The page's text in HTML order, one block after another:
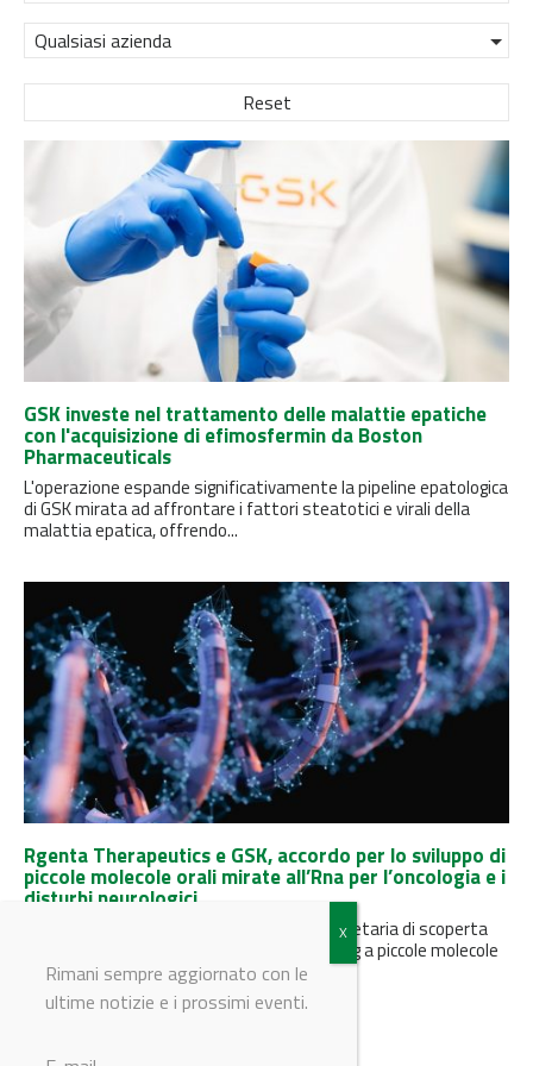
Qualsiasi azienda
Reset
GSK investe nel trattamento delle malattie epatiche
con l'acquisizione di efimosfermin da Boston
Pharmaceuticals
L'operazione espande significativamente la pipeline epatologica
di GSK mirata ad affrontare i fattori steatotici e virali della
malattia epatica, offrendo...
Rgenta Therapeutics e GSK, accordo per lo sviluppo di
piccole molecole orali mirate all’Rna per l’oncologia e i
disturbi neurologici
Rgenta utilizzerà la sua piattaforma proprietaria di scoperta
per sviluppare nuovi modulatori dello splicing a piccole molecole
orali contro target...
Rimani sempre aggiornato con le
ultime notizie e i prossimi eventi.